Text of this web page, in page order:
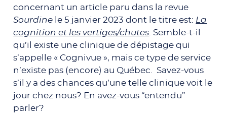
concernant un article paru dans la revue
Sourdine le 5 janvier 2023 dont le titre est: La
cognition et les vertiges/chutes . Semble-t-il
qu’il existe une clinique de dépistage qui
s’appelle « Cognivue », mais ce type deservice
n’existe pas (encore) au Québec. Savez-vous
s’il y a des chances qu’unetelle clinique voit le
jour chez nous? En avez-vous “entendu”
parler?